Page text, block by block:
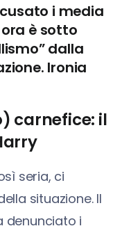
i media
è sotto
dalla
Ironia
carnefice: il
seria, ci
situazione. Il
denunciato i